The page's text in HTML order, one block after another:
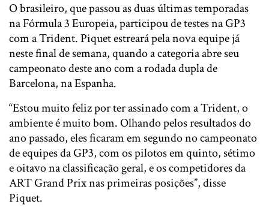
O brasileiro, que passou as duas últimas temporadas
na Fórmula 3 Europeia, participou de testes na GP3
com a Trident. Piquet estreará pela nova equipe já
neste final de semana, quando a categoria abre seu
campeonato deste ano com a rodada dupla de
Barcelona, na Espanha.
“Estou muito feliz por ter assinado com a Trident, o
ambiente é muito bom. Olhando pelos resultados do
ano passado, eles ficaram em segundo no campeonato
de equipes da GP3, com os pilotos em quinto, sétimo
e oitavo na classificação geral, e os competidores da
ART Grand Prix nas primeiras posições”, disse
Piquet.